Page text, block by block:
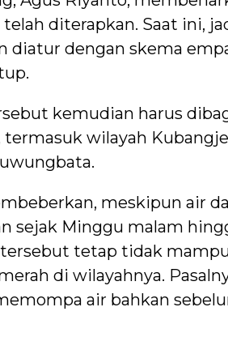
diterapkan. Saat ini,
diatur dengan skema
kemudian harus
wilayah
meskipun air
sejak Minggu malam
tetap tidak
di wilayahnya.
air bahkan